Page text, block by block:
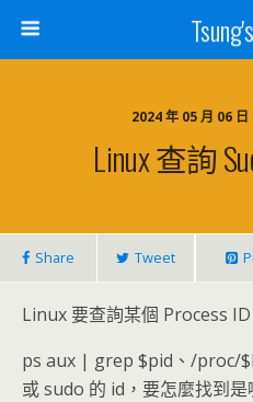
2024 年 05 月 06
Linux 查詢
Share Tweet
Linux 要查詢某個 Process
ps aux | grep $pid、/proc/
或 sudo 的 id，要怎麼找到是